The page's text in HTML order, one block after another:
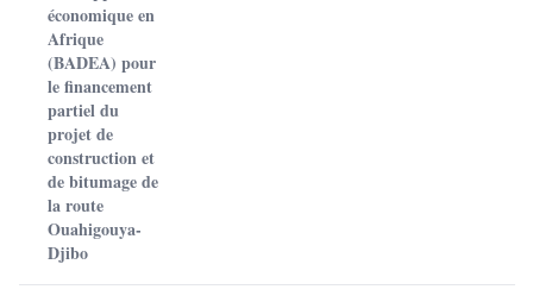
économique en
Afrique
(BADEA) pour
le financement
partiel du
projet de
construction et
de bitumage de
la route
Ouahigouya-
Djibo